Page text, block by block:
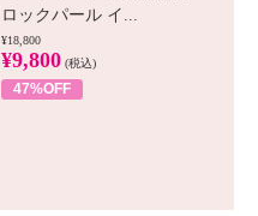
ロックパール イ...
¥18,800
¥9,800 (税込)
47%OFF